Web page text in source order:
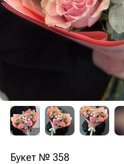
Букет № 358